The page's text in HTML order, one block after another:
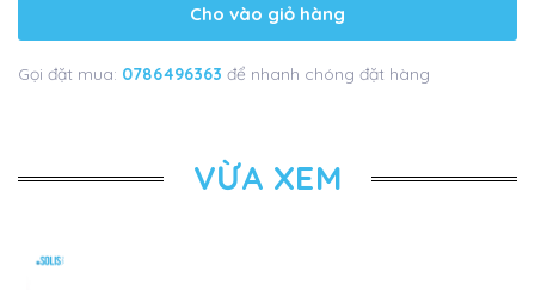
Cho vào giỏ hàng
Gọi đặt mua: 0786496363 để nhanh chóng đặt hàng
VỪA XEM